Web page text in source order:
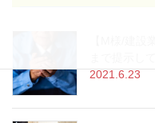
2021.6.23